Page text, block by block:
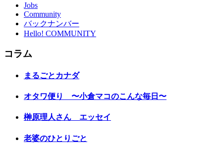
Jobs
Community
バックナンバー
Hello! COMMUNITY
コラム
まるごとカナダ
オタワ便り 〜小倉マコのこんな毎日〜
榊原理人さん エッセイ
老婆のひとりごと